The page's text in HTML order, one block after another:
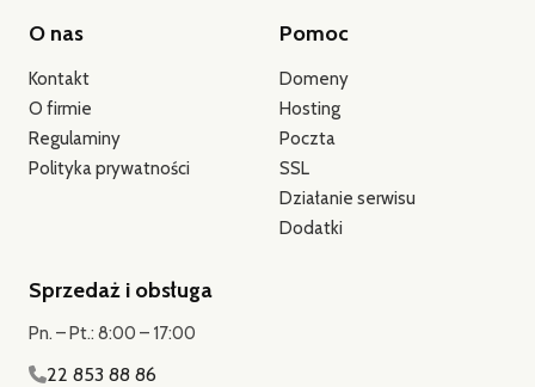
O nas
Kontakt
O firmie
Regulaminy
Polityka prywatności
Pomoc
Domeny
Hosting
Poczta
SSL
Działanie serwisu
Dodatki
Sprzedaż i obsługa
Pn. – Pt.: 8:00 – 17:00
22 853 88 86